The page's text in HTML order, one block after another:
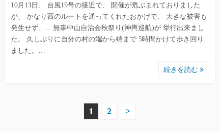
10月13日、 台風19号の接近で、 開催が危ぶまれておりました
が、 かなり西のルートを通ってくれたおかげで、 大きな被害も
発生せず、... 無事中山自治会秋祭り(神輿巡航)が 挙行出来まし
た。 久しぶりに自分の村の端から端まで 5時間かけて歩き回り
ました。…
続きを読む
1 2 >